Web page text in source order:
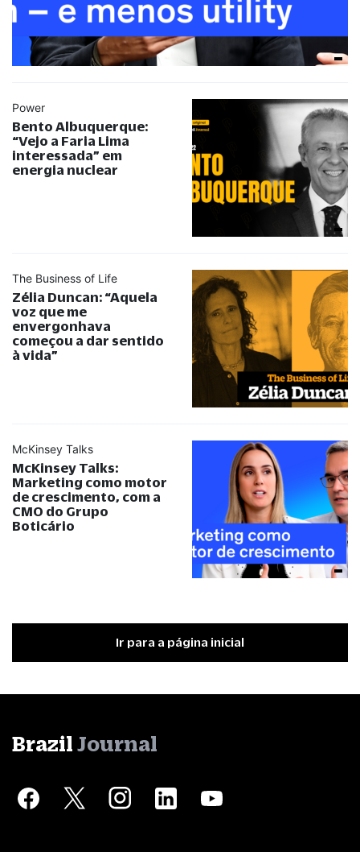
Power
Bento Albuquerque:
“Vejo a Faria Lima
interessada” em
energia nuclear
The Business of Life
Zélia Duncan: “Aquela
voz que me
envergonhava
começou a dar sentido
à vida”
McKinsey Talks
McKinsey Talks:
Marketing como motor
de crescimento, com a
CMO do Grupo
Boticário
Ir para a página inicial
Brazil Journal